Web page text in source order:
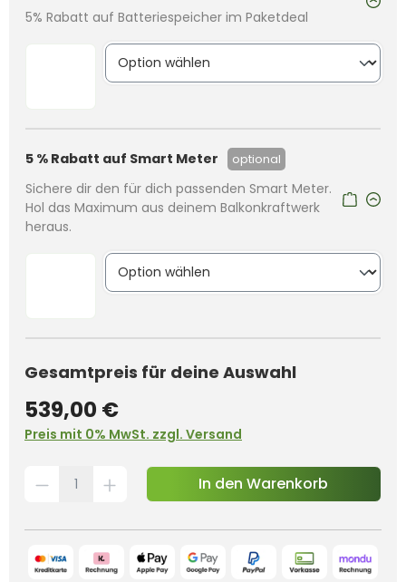
5% Rabatt auf Batteriespeicher im Paketdeal
5 % Rabatt auf Smart Meter optional
Sichere dir den für dich passenden Smart Meter.
Hol das Maximum aus deinem Balkonkraftwerk
heraus.
Gesamtpreis für deine Auswahl
539,00 €
Preis mit 0% MwSt. zzgl. Versand
In den Warenkorb